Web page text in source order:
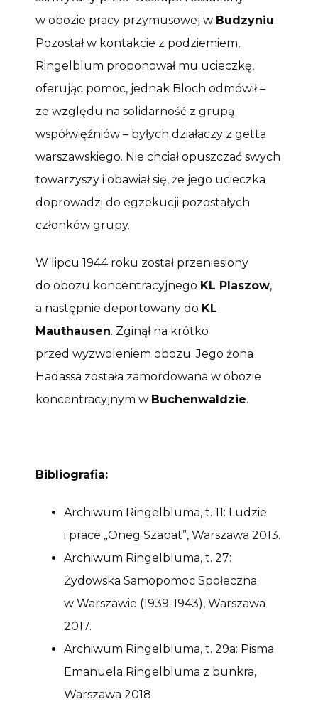
w obozie pracy przymusowej w Budzyniu.
Pozostał w kontakcie z podziemiem,
Ringelblum proponował mu ucieczkę,
oferując pomoc, jednak Bloch odmówił –
ze względu na solidarność z grupą
współwięźniów – byłych działaczy z getta
warszawskiego. Nie chciał opuszczać swych
towarzyszy i obawiał się, że jego ucieczka
doprowadzi do egzekucji pozostałych
członków grupy.
W lipcu 1944 roku został przeniesiony
do obozu koncentracyjnego KL Plaszow,
a następnie deportowany do KL
Mauthausen. Zginął na krótko
przed wyzwoleniem obozu. Jego żona
Hadassa została zamordowana w obozie
koncentracyjnym w Buchenwaldzie.
Bibliografia:
Archiwum Ringelbluma, t. 11: Ludzie
i prace „Oneg Szabat”, Warszawa 2013.
Archiwum Ringelbluma, t. 27:
Żydowska Samopomoc Społeczna
w Warszawie (1939-1943), Warszawa
2017.
Archiwum Ringelbluma, t. 29a: Pisma
Emanuela Ringelbluma z bunkra,
Warszawa 2018